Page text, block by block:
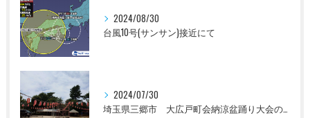
2024/08/30
台風10号(サンサン)接近にて
2024/07/30
埼玉県三郷市 大広戸町会納涼盆踊り大会のお知らせ 2024